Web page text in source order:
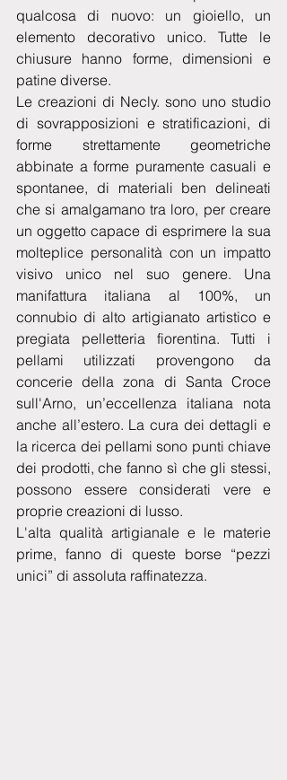
qualcosa di nuovo: un gioiello, un
elemento decorativo unico. Tutte le
chiusure hanno forme, dimensioni e
patine diverse.
Le creazioni di Necly. sono uno studio
di sovrapposizioni e stratificazioni, di
forme strettamente geometriche
abbinate a forme puramente casuali e
spontanee, di materiali ben delineati
che si amalgamano tra loro, per creare
un oggetto capace di esprimere la sua
molteplice personalità con un impatto
visivo unico nel suo genere. Una
manifattura italiana al 100%, un
connubio di alto artigianato artistico e
pregiata pelletteria fiorentina. Tutti i
pellami utilizzati provengono da
concerie della zona di Santa Croce
sull'Arno, un’eccellenza italiana nota
anche all’estero. La cura dei dettagli e
la ricerca dei pellami sono punti chiave
dei prodotti, che fanno sì che gli stessi,
possono essere considerati vere e
proprie creazioni di lusso.
L'alta qualità artigianale e le materie
prime, fanno di queste borse “pezzi
unici” di assoluta raffinatezza.